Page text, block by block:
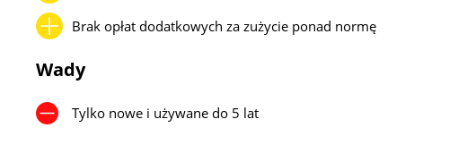
Brak opłat dodatkowych za zużycie ponad normę
Wady
Tylko nowe i używane do 5 lat